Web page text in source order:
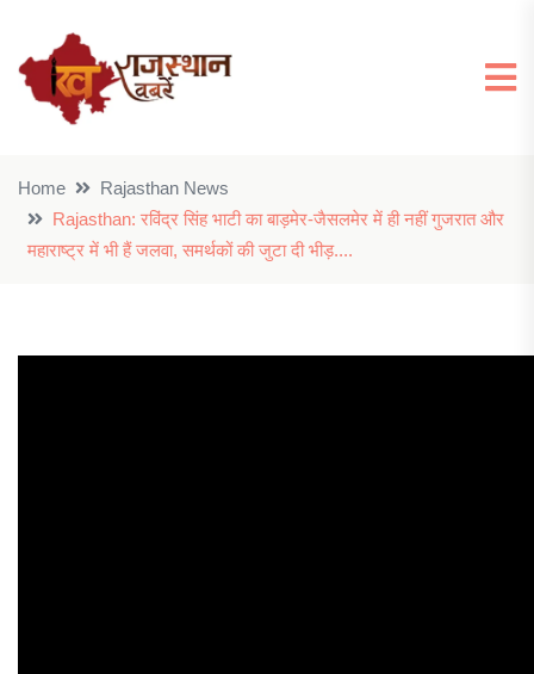
Home
Rajasthan News
Rajasthan: रविंद्र सिंह भाटी का बाड़मेर-जैसलमेर में ही नहीं गुजरात और
महाराष्ट्र में भी हैं जलवा, समर्थकों की जुटा दी भीड़....